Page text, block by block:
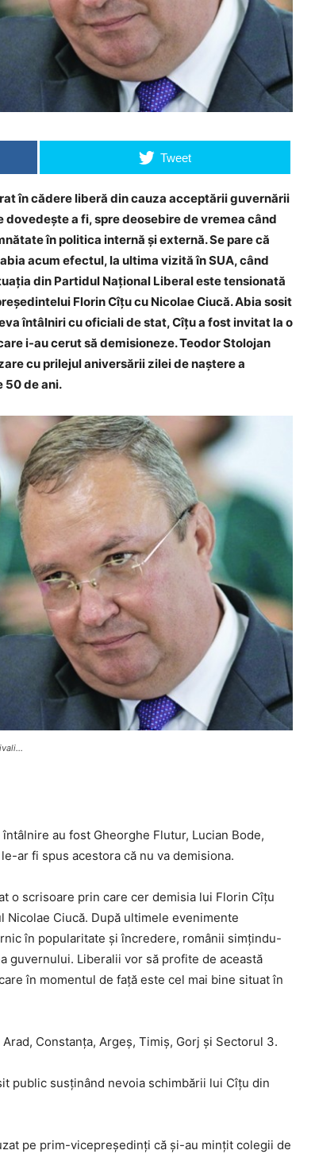
Tweet
în cădere liberă din cauza acceptării guvernării
dovedește a fi, spre deosebire de vremea când
în politica internă și externă. Se pare că
acum efectul, la ultima vizită în SUA, când
din Partidul Național Liberal este tensionată
Florin Cîțu cu Nicolae Ciucă. Abia sosit
întâlniri cu oficiali de stat, Cîțu a fost invitat la o
i-au cerut să demisioneze. Teodor Stolojan
cu prilejul aniversării zilei de naștere a
50 de ani.
au fost Gheorghe Flutur, Lucian Bode,
ar fi spus acestora că nu va demisiona.
o scrisoare prin care cer demisia lui Florin Cîțu
Ciucă. După ultimele evenimente
în popularitate și încredere, românii simțindu-
guvernului. Liberalii vor să profite de această
în momentul de față este cel mai bine situat în
Constanța, Argeș, Timiș, Gorj și Sectorul 3.
public susținând nevoia schimbării lui Cîțu din
pe prim-vicepreședinți că și-au mințit colegii de